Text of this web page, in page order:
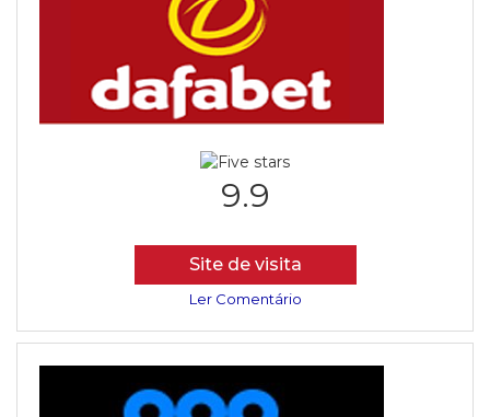
9.9
Site de visita
Ler Comentário